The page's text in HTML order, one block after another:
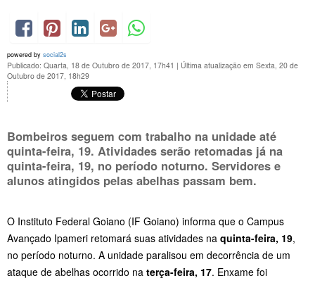
powered by social2s
Publicado: Quarta, 18 de Outubro de 2017, 17h41 | Última atualização em Sexta, 20 de
Outubro de 2017, 18h29
Bombeiros seguem com trabalho na unidade até
quinta-feira, 19. Atividades serão retomadas já na
quinta-feira, 19, no período noturno. Servidores e
alunos atingidos pelas abelhas passam bem.
O Instituto Federal Goiano (IF Goiano) informa que o Campus
Avançado Ipameri retomará suas atividades na quinta-feira, 19,
no período noturno. A unidade paralisou em decorrência de um
ataque de abelhas ocorrido na terça-feira, 17. Enxame foi